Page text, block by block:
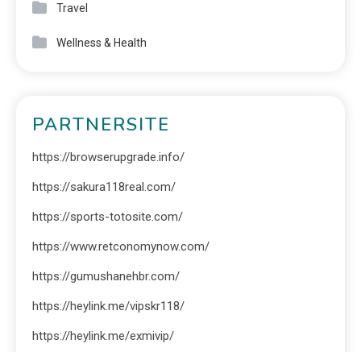
Travel
Wellness & Health
PARTNERSITE
https://browserupgrade.info/
https://sakura118real.com/
https://sports-totosite.com/
https://www.retconomynow.com/
https://gumushanehbr.com/
https://heylink.me/vipskr118/
https://heylink.me/exmivip/